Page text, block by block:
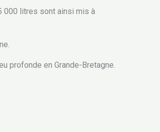
000 litres sont ainsi mis à
profonde en Grande-Bretagne.